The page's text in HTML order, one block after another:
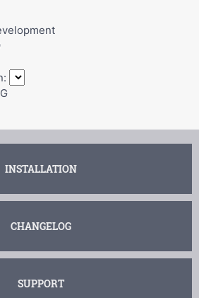
INSTALLATION
CHANGELOG
SUPPORT